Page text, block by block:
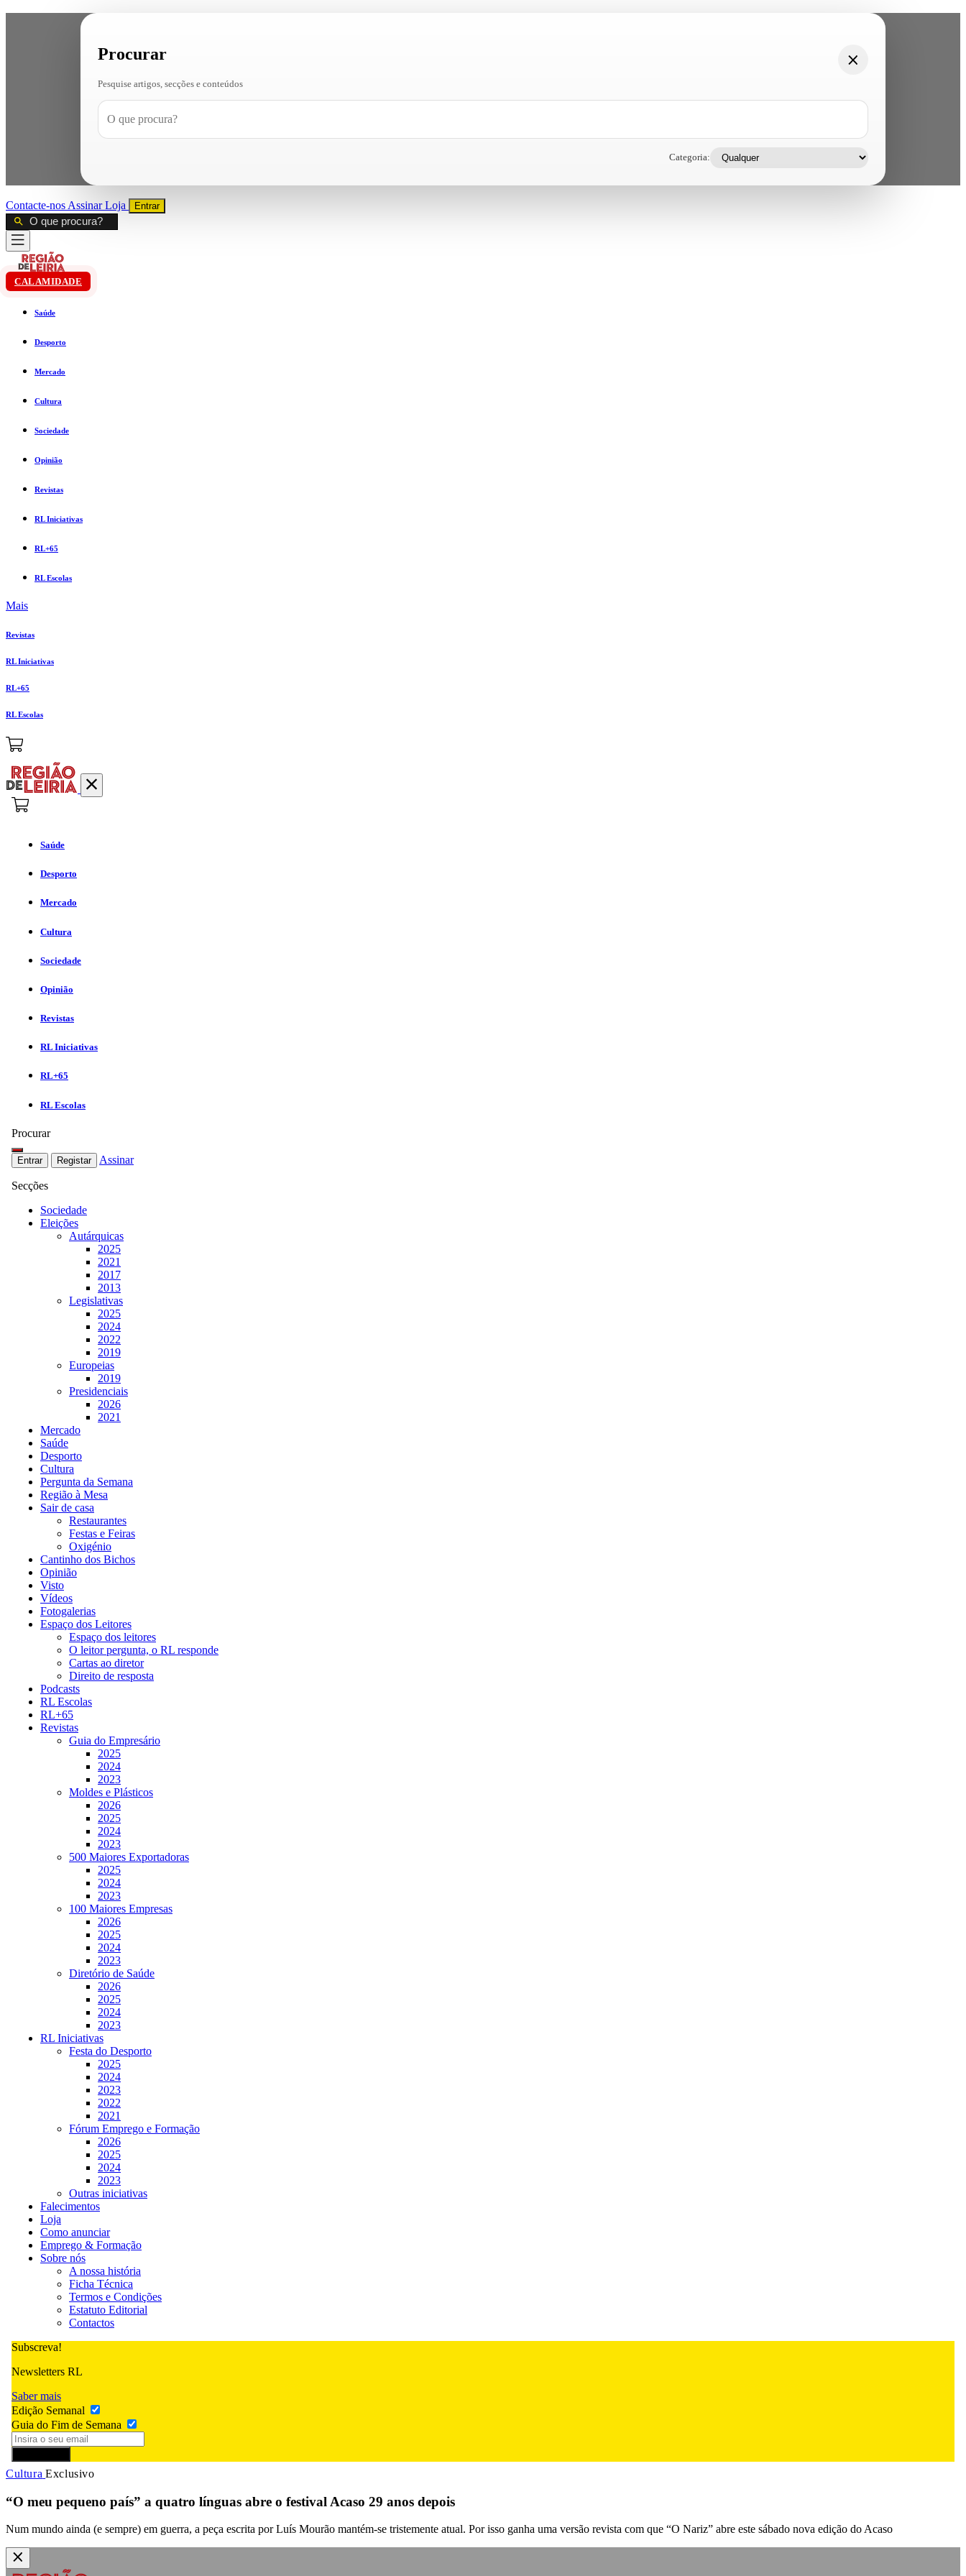
Procurar
Pesquise artigos, secções e conteúdos
Categoria:
Contacte-nos AssinarLoja Entrar
CALAMIDADE
Saúde
Desporto
Mercado
Cultura
Sociedade
Opinião
Revistas
RL Iniciativas
RL+65
RL Escolas
Mais
Revistas
RL Iniciativas
RL+65
RL Escolas
Saúde
Desporto
Mercado
Cultura
Sociedade
Opinião
Revistas
RL Iniciativas
RL+65
RL Escolas
Procurar
Entrar Registar Assinar
Secções
Sociedade
Eleições
Autárquicas
2025
2021
2017
2013
Legislativas
2025
2024
2022
2019
Europeias
2019
Presidenciais
2026
2021
Mercado
Saúde
Desporto
Cultura
Pergunta da Semana
Região à Mesa
Sair de casa
Restaurantes
Festas e Feiras
Oxigénio
Cantinho dos Bichos
Opinião
Visto
Vídeos
Fotogalerias
Espaço dos Leitores
Espaço dos leitores
O leitor pergunta, o RL responde
Cartas ao diretor
Direito de resposta
Podcasts
RL Escolas
RL+65
Revistas
Guia do Empresário
2025
2024
2023
Moldes e Plásticos
2026
2025
2024
2023
500 Maiores Exportadoras
2025
2024
2023
100 Maiores Empresas
2026
2025
2024
2023
Diretório de Saúde
2026
2025
2024
2023
RL Iniciativas
Festa do Desporto
2025
2024
2023
2022
2021
Fórum Emprego e Formação
2026
2025
2024
2023
Outras iniciativas
Falecimentos
Loja
Como anunciar
Emprego & Formação
Sobre nós
A nossa história
Ficha Técnica
Termos e Condições
Estatuto Editorial
Contactos
Subscreva!
Newsletters RL
Saber mais
Edição Semanal
Guia do Fim de Semana
Cultura Exclusivo
“O meu pequeno país” a quatro línguas abre o festival Acaso 29 anos depois
Num mundo ainda (e sempre) em guerra, a peça escrita por Luís Mourão mantém-se tristemente atual. Por isso ganha uma versão revista com que “O Nariz” abre este sábado nova edição do Acaso